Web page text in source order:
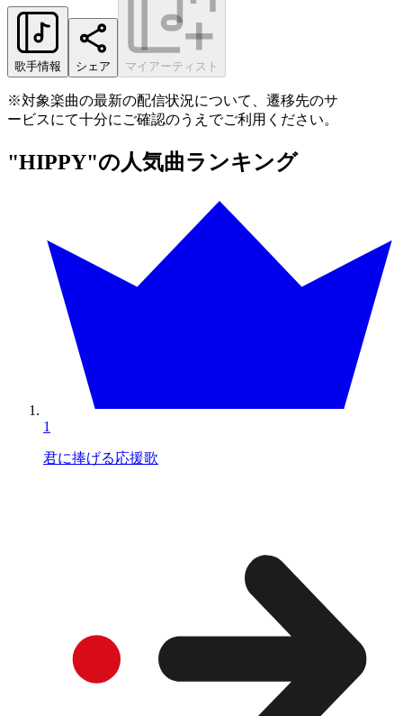
歌手情報 シェア マイアーティスト
※対象楽曲の最新の配信状況について、遷移先のサ
ービスにて十分にご確認のうえでご利用ください。
"HIPPY"の人気曲ランキング
1
君に捧げる応援歌